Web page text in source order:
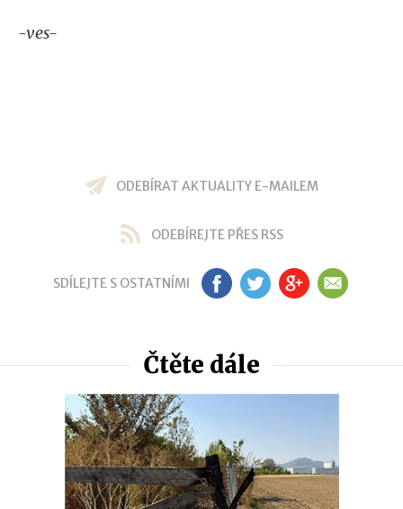
-ves-
ODEBÍRAT AKTUALITY E-MAILEM
ODEBÍREJTE PŘES RSS
SDÍLEJTE S OSTATNÍMI FB TW GP EM
Čtěte dále